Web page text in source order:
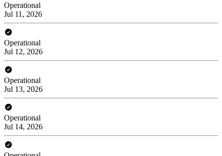
Operational
Jul 11, 2026
Operational
Jul 12, 2026
Operational
Jul 13, 2026
Operational
Jul 14, 2026